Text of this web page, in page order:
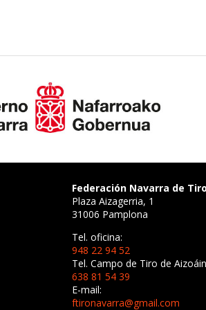
Federación Navarra de
Plaza Aizagerria, 1
31006 Pamplona
Tel. oficina:
948 22 94 52
Tel. Campo de Tiro de
638 81 54 39
E-mail:
ftironavarra@gmail.com